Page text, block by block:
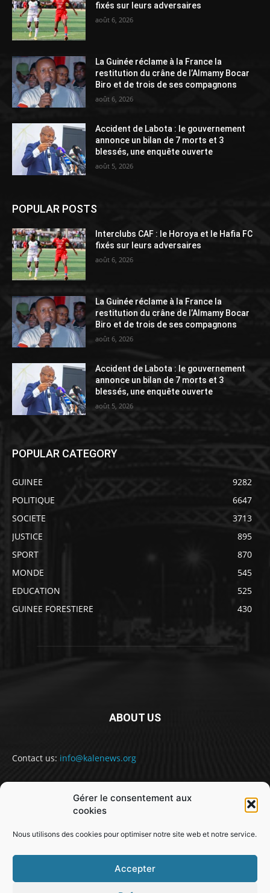
Gérer le consentement aux
cookies
Nous utilisons des cookies pour optimiser notre site web et notre service.
Accepter
fixés sur leurs adversaires
août 6, 2026
La Guinée réclame à la France la
restitution du crâne de l’Almamy Bocar
Biro et de trois de ses compagnons
août 6, 2026
Accident de Labota : le gouvernement
annonce un bilan de 7 morts et 3
blessés, une enquête ouverte
août 5, 2026
POPULAR POSTS
Interclubs CAF : le Horoya et le Hafia FC
fixés sur leurs adversaires
août 6, 2026
La Guinée réclame à la France la
restitution du crâne de l’Almamy Bocar
Biro et de trois de ses compagnons
août 6, 2026
Accident de Labota : le gouvernement
annonce un bilan de 7 morts et 3
blessés, une enquête ouverte
août 5, 2026
POPULAR CATEGORY
GUINEE
9282
POLITIQUE
6647
SOCIETE
3713
JUSTICE
895
SPORT
870
MONDE
545
EDUCATION
525
GUINEE FORESTIERE
430
ABOUT US
Contact us: info@kalenews.org
FOLLOW US